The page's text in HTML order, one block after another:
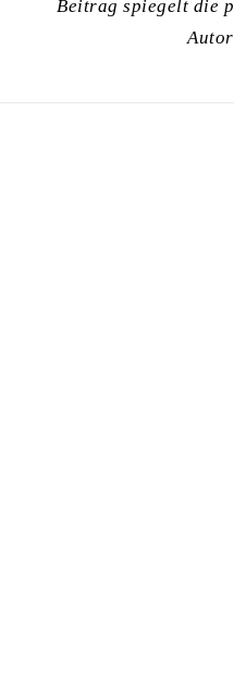
Beitrag spiegelt die